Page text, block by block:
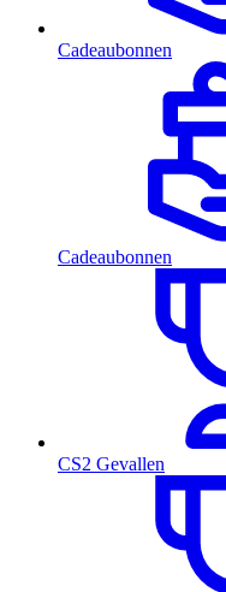
Cadeaubonnen
Cadeaubonnen
CS2 Gevallen